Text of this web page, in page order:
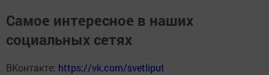
Самое интересное в наших
социальных сетях
ВКонтакте: https://vk.com/svetliput